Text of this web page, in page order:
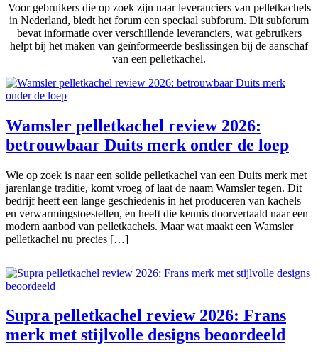
Voor gebruikers die op zoek zijn naar leveranciers van pelletkachels
in Nederland, biedt het forum een speciaal subforum. Dit subforum
bevat informatie over verschillende leveranciers, wat gebruikers
helpt bij het maken van geïnformeerde beslissingen bij de aanschaf
van een pelletkachel.
Wamsler pelletkachel review 2026:
betrouwbaar Duits merk onder de loep
Wie op zoek is naar een solide pelletkachel van een Duits merk met
jarenlange traditie, komt vroeg of laat de naam Wamsler tegen. Dit
bedrijf heeft een lange geschiedenis in het produceren van kachels
en verwarmingstoestellen, en heeft die kennis doorvertaald naar een
modern aanbod van pelletkachels. Maar wat maakt een Wamsler
pelletkachel nu precies […]
Supra pelletkachel review 2026: Frans
merk met stijlvolle designs beoordeeld